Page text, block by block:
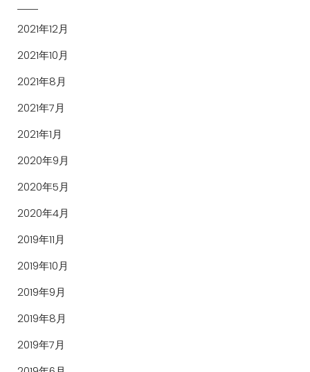
2021年12月
2021年10月
2021年8月
2021年7月
2021年1月
2020年9月
2020年5月
2020年4月
2019年11月
2019年10月
2019年9月
2019年8月
2019年7月